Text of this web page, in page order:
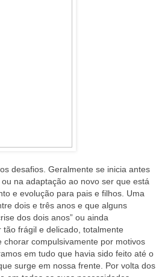
desafios. Geralmente se inicia antes
na adaptação ao novo ser que está
e evolução para pais e filhos. Uma
dois e três anos e que alguns
dos dois anos” ou ainda
tão frágil e delicado, totalmente
compulsivamente por motivos
em tudo que havia sido feito até o
surge em nossa frente. Por volta dos